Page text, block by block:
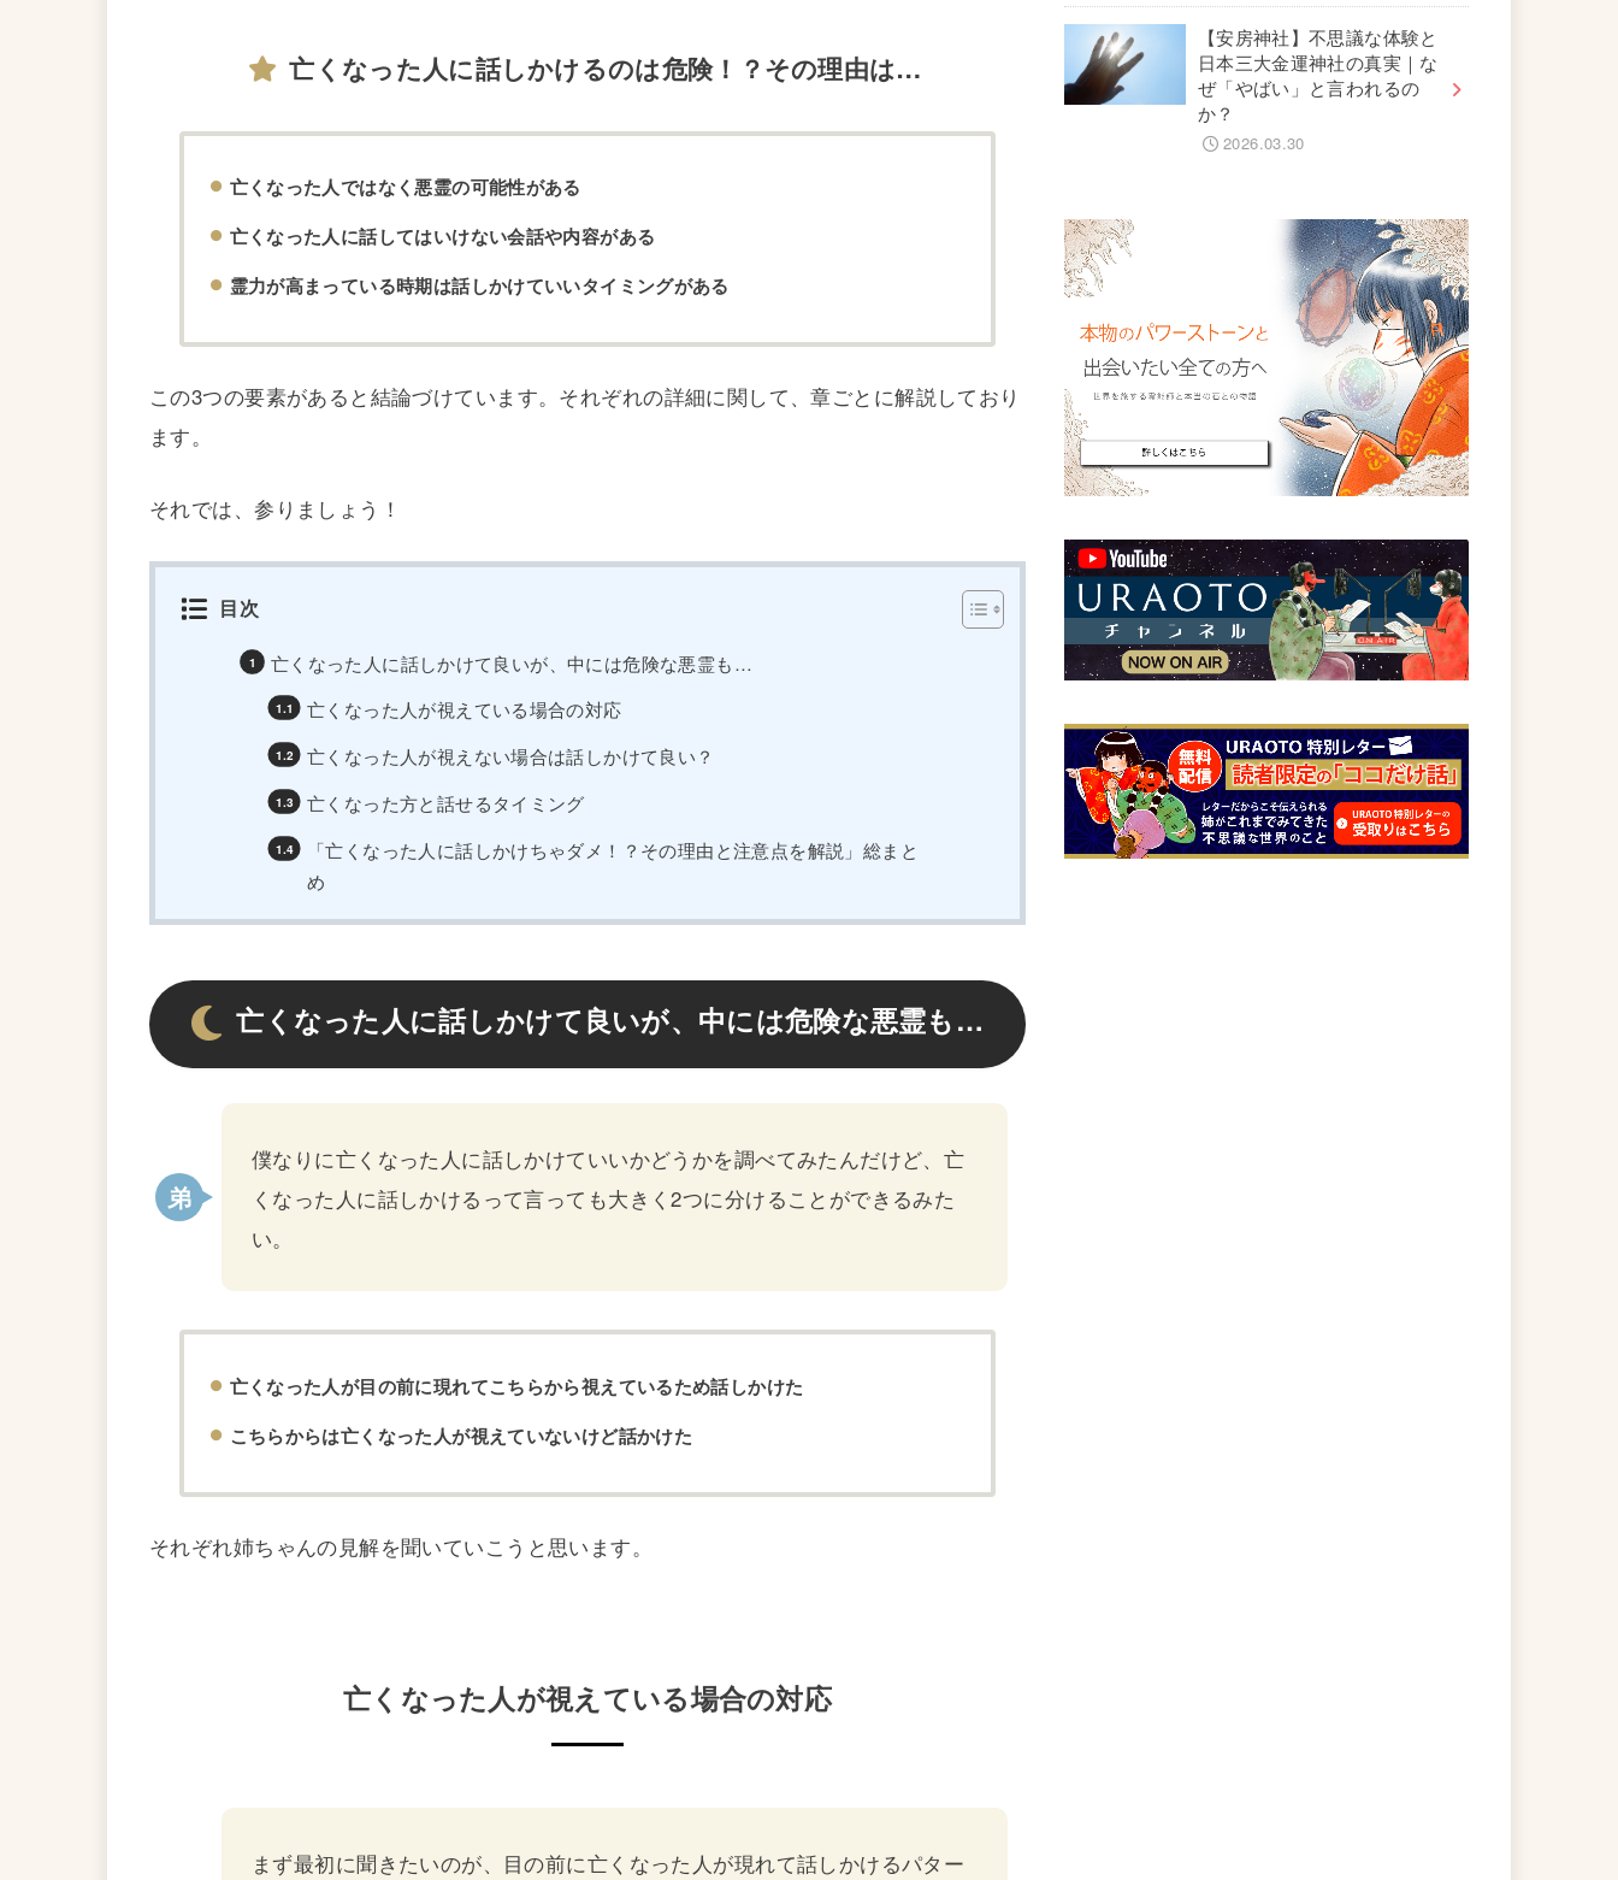
亡くなった人に話しかけるのは危険！？その理由は…
亡くなった人ではなく悪霊の可能性がある
亡くなった人に話してはいけない会話や内容がある
霊力が高まっている時期は話しかけていいタイミングがある
この3つの要素があると結論づけています。それぞれの詳細に関して、章ごとに解説しており
ます。
それでは、参りましょう！
目次
亡くなった人に話しかけて良いが、中には危険な悪霊も…
亡くなった人が視えている場合の対応
亡くなった人が視えない場合は話しかけて良い？
亡くなった方と話せるタイミング
「亡くなった人に話しかけちゃダメ！？その理由と注意点を解説」総まと
め
亡くなった人に話しかけて良いが、中には危険な悪霊も…
僕なりに亡くなった人に話しかけていいかどうかを調べてみたんだけど、亡
くなった人に話しかけるって言っても大きく2つに分けることができるみた
い。
亡くなった人が目の前に現れてこちらから視えているため話しかけた
こちらからは亡くなった人が視えていないけど話かけた
それぞれ姉ちゃんの見解を聞いていこうと思います。
亡くなった人が視えている場合の対応
まず最初に聞きたいのが、目の前に亡くなった人が現れて話しかけるパター
【安房神社】不思議な体験と
日本三大金運神社の真実｜な
ぜ「やばい」と言われるの
か？
2026.03.30